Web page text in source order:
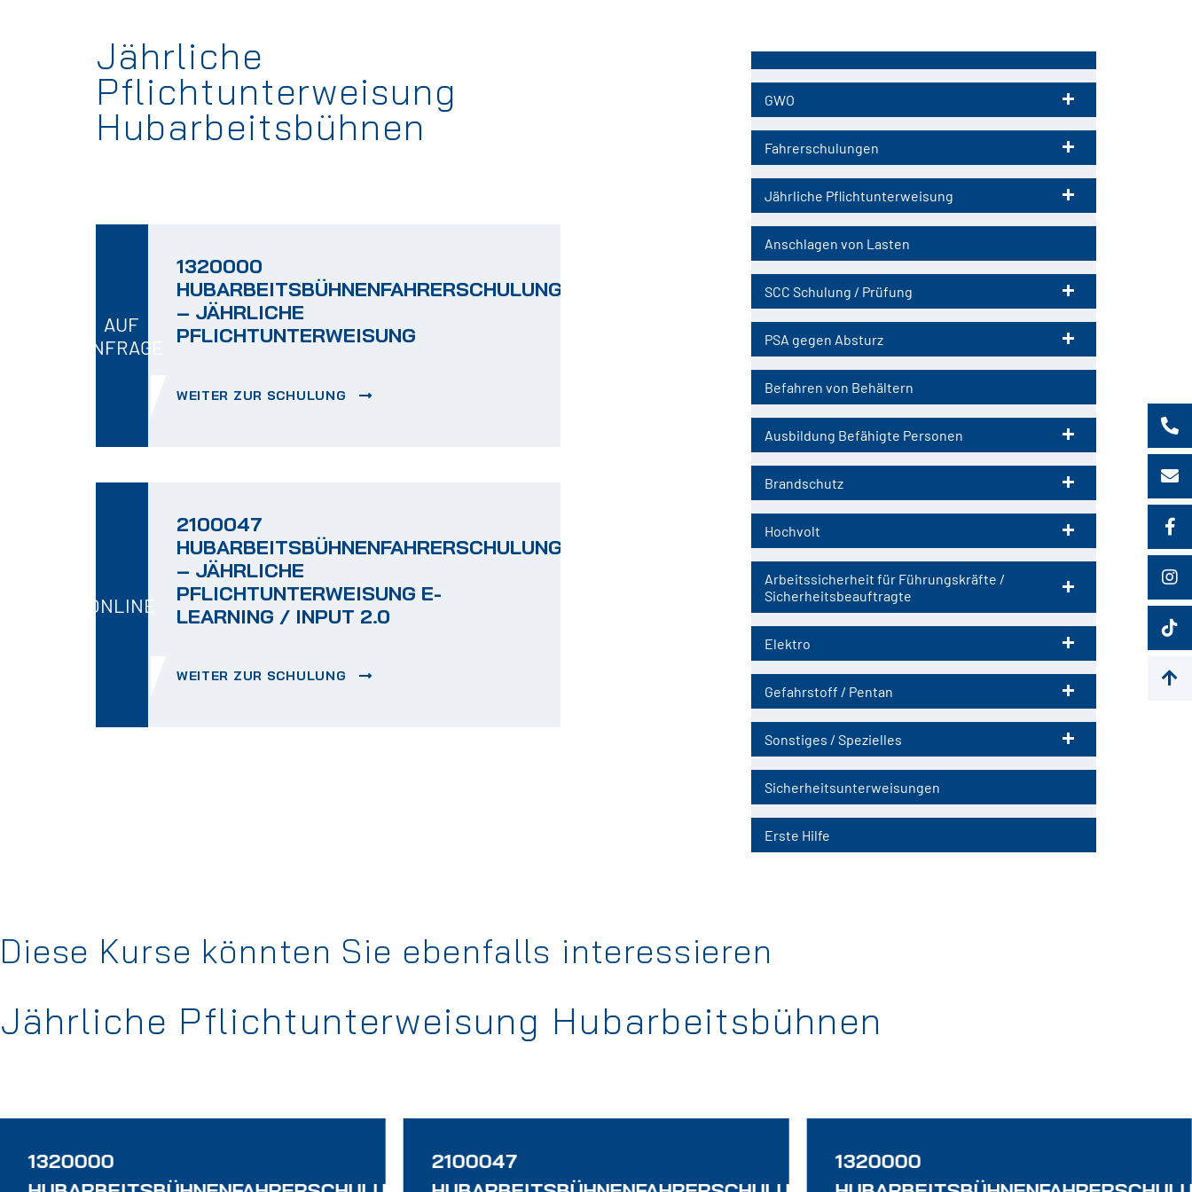
Jährliche
Pflichtunterweisung
Hubarbeitsbühnen
AUF
ANFRAGE
1320000
HUBARBEITSBÜHNENFAHRERSCHULUNG
– JÄHRLICHE
PFLICHTUNTERWEISUNG
WEITER ZUR SCHULUNG
ONLINE
2100047
HUBARBEITSBÜHNENFAHRERSCHULUNG
– JÄHRLICHE
PFLICHTUNTERWEISUNG E-
LEARNING / INPUT 2.0
WEITER ZUR SCHULUNG
Navigation
überspringen
GWO
Fahrerschulungen
Jährliche Pflichtunterweisung
Anschlagen von Lasten
SCC Schulung / Prüfung
PSA gegen Absturz
Befahren von Behältern
Ausbildung Befähigte Personen
Brandschutz
Hochvolt
Arbeitssicherheit für Führungskräfte /
Sicherheitsbeauftragte
Elektro
Gefahrstoff / Pentan
Sonstiges / Spezielles
Sicherheitsunterweisungen
Erste Hilfe
Diese Kurse könnten Sie ebenfalls interessieren
Jährliche Pflichtunterweisung Hubarbeitsbühnen
1320000
2100047
1320000